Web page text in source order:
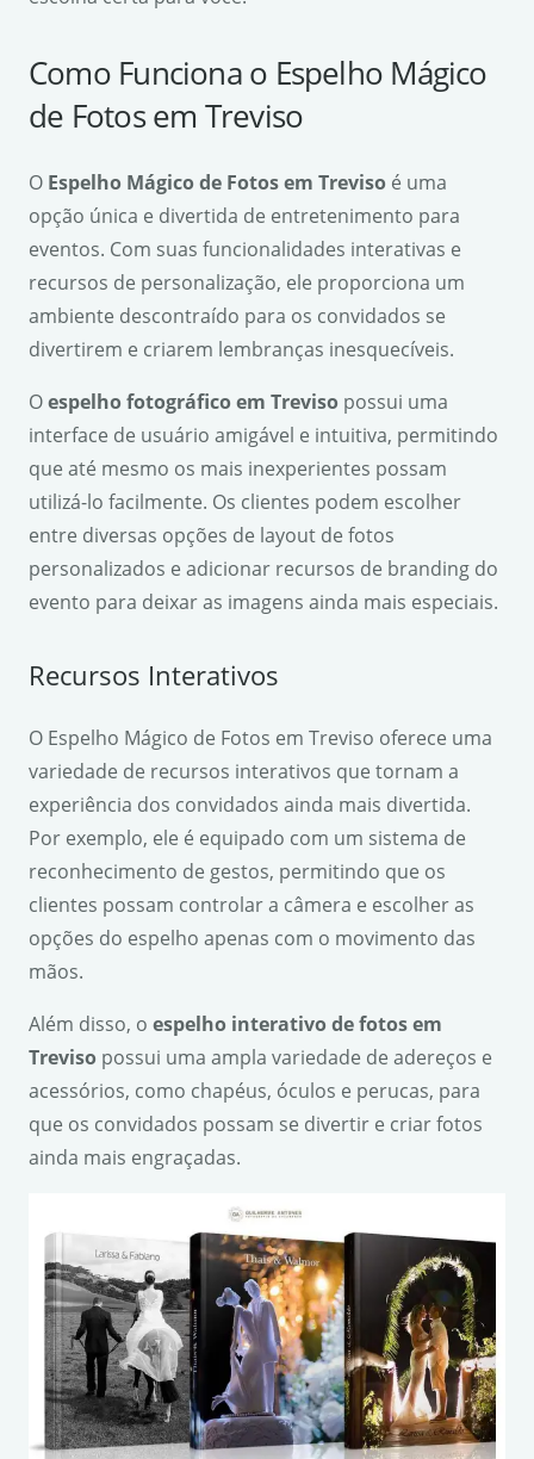
Como Funciona o Espelho Mágico
de Fotos em Treviso
O Espelho Mágico de Fotos em Treviso é uma
opção única e divertida de entretenimento para
eventos. Com suas funcionalidades interativas e
recursos de personalização, ele proporciona um
ambiente descontraído para os convidados se
divertirem e criarem lembranças inesquecíveis.
Oespelho fotográfico em Treviso possui uma
interface de usuário amigável e intuitiva, permitindo
que até mesmo os mais inexperientes possam
utilizá-lo facilmente. Os clientes podem escolher
entre diversas opções de layout de fotos
personalizados e adicionar recursos de branding do
evento para deixar as imagens ainda mais especiais.
Recursos Interativos
O Espelho Mágico de Fotos em Treviso oferece uma
variedade de recursos interativos que tornam a
experiência dos convidados ainda mais divertida.
Por exemplo, ele é equipado com um sistema de
reconhecimento de gestos, permitindo que os
clientes possam controlar a câmera e escolher as
opções do espelho apenas com o movimento das
mãos.
Além disso, o espelho interativo de fotos em
Treviso possui uma ampla variedade de adereços e
acessórios, como chapéus, óculos e perucas, para
que os convidados possam se divertir e criar fotos
ainda mais engraçadas.